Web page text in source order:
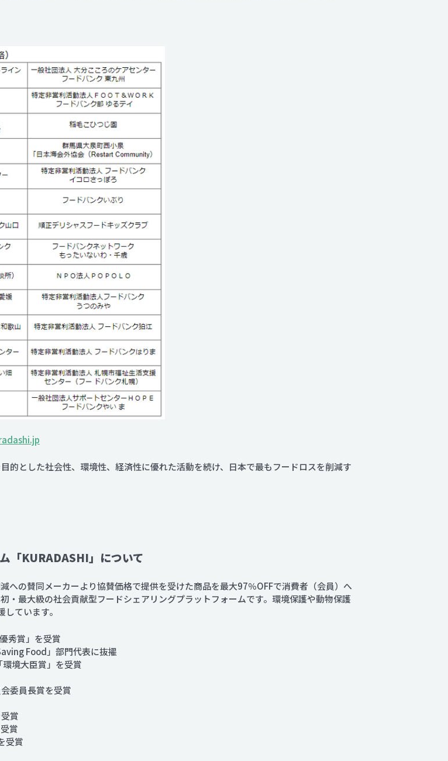
的とした社会性、環境性、経済性に優れた活動を続け、日本で最もフードロスを削減す
「KURADASHI」について
への賛同メーカーより協賛価格で提供を受けた商品を最大97％OFFで消費者（会員）へ
・最大級の社会貢献型フードシェアリングプラットフォームです。環境保護や動物保護
ています。
秀賞」を受賞
Food」部門代表に抜擢
境大臣賞」を受賞
委員長賞を受賞
賞
賞
受賞